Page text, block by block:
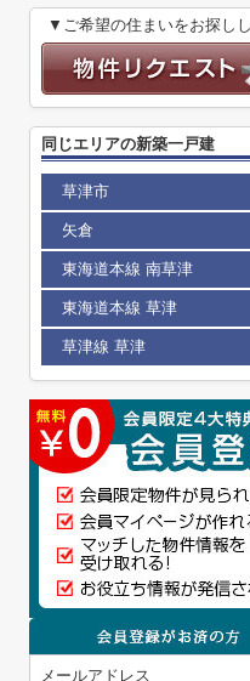
▼ご希望の住まいをお探し
同じエリアの新築一戸建
草津市
矢倉
東海道本線 南草津
東海道本線 草津
草津線 草津
メールアドレス